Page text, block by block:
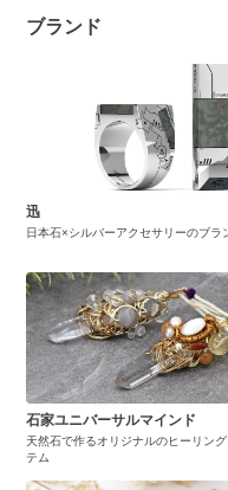
ブランド
迅
日本石×シルバーアクセサリーのブラ
石家ユニバーサルマインド
天然石で作るオリジナルのヒーリング
テム